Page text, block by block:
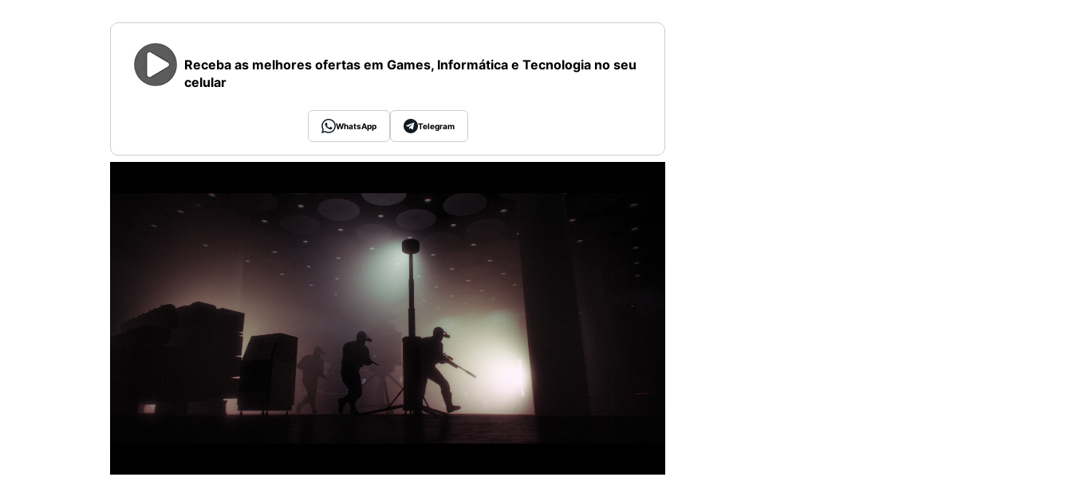
Receba as melhores ofertas em Games, Informática e Tecnologia no seu
celular
WhatsApp Telegram